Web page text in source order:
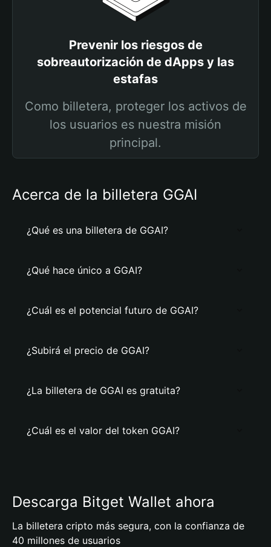
Prevenir los riesgos de
sobreautorización de dApps y las
estafas
Como billetera, proteger los activos de
los usuarios es nuestra misión
principal.
Acerca de la billetera GGAI
¿Qué es una billetera de GGAI?
¿Qué hace único a GGAI?
¿Cuál es el potencial futuro de GGAI?
¿Subirá el precio de GGAI?
¿La billetera de GGAI es gratuita?
¿Cuál es el valor del token GGAI?
Descarga Bitget Wallet ahora
La billetera cripto más segura, con la confianza de
40 millones de usuarios